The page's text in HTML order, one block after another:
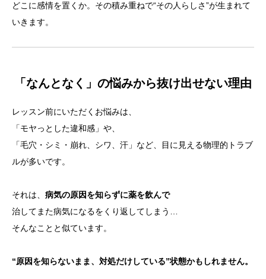
どこに感情を置くか。その積み重ねで“その人らしさ”が生まれて
いきます。
「なんとなく」の悩みから抜け出せない理由
レッスン前にいただくお悩みは、
「モヤっとした違和感」や、
「毛穴・シミ・崩れ、シワ、汗」など、目に見える物理的トラブ
ルが多いです。
それは、 病気の原因を知らずに薬を飲んで
治してまた病気になるをくり返してしまう…
そんなことと似ています。
“原因を知らないまま、対処だけしている”状態かもしれません。